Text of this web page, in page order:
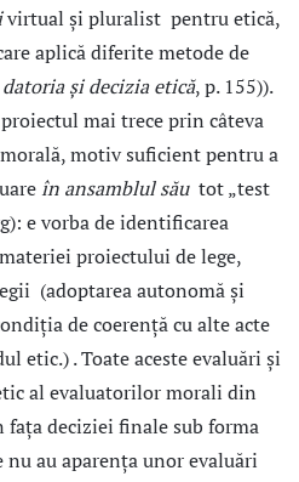
virtual şi pluralist pentru etică,
aplică diferite metode de
şi decizia etică, p. 155)).
mai trece prin câteva
motiv suficient pentru a
în ansamblul săutot „test
e vorba de identificarea
proiectului de lege,
(adoptarea autonomă şi
de coerenţă cu alte acte
etic.) . Toate aceste evaluări şi
al evaluatorilor morali din
deciziei finale sub forma
au aparenţa unor evaluări